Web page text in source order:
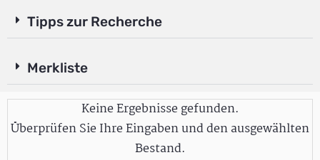
Tipps zur Recherche
Merkliste
Keine Ergebnisse gefunden.
Überprüfen Sie Ihre Eingaben und den ausgewählten
Bestand.